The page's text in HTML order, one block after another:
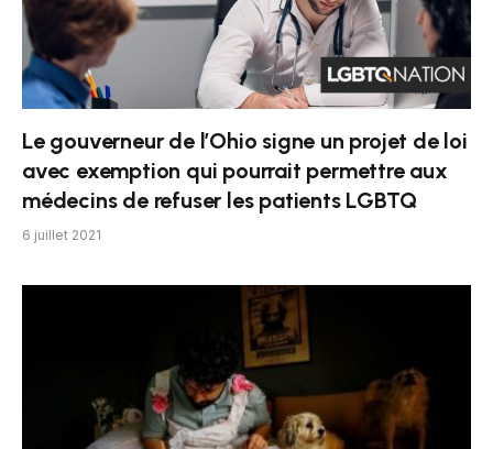
Le gouverneur de l’Ohio signe un projet de loi
avec exemption qui pourrait permettre aux
médecins de refuser les patients LGBTQ
6 juillet 2021